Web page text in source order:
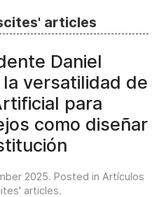
articles
Daniel
versatilidad de
para
como diseñar
2025. Posted in Artículos
articles.